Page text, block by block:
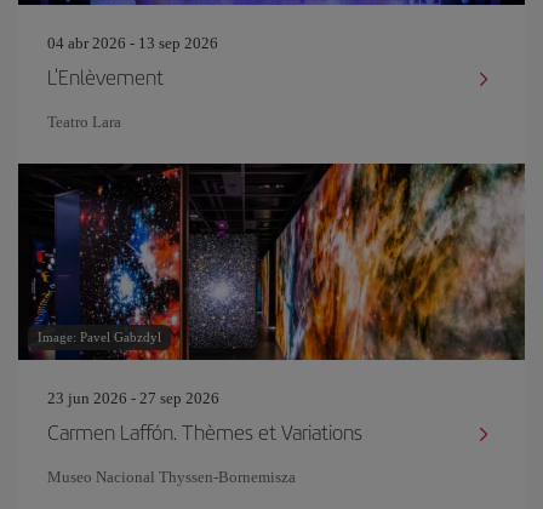
04 abr 2026 - 13 sep 2026
L'Enlèvement
Teatro Lara
Image: Pavel Gabzdyl
23 jun 2026 - 27 sep 2026
Carmen Laffón. Thèmes et Variations
Museo Nacional Thyssen-Bornemisza